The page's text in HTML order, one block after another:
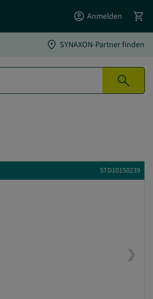
account_circle Anmelden shopping_cart
location_on SYNAXON-Partner finden
search
STD10150239
❯